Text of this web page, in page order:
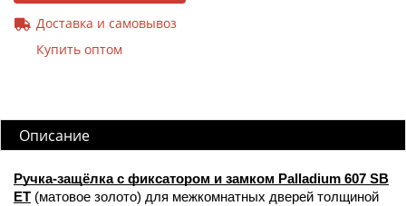
Доставка и самовывоз
Купить оптом
Описание
Ручка-защёлка с фиксатором и замком Palladium 607 SB
ET (матовое золото) для межкомнатных дверей толщиной